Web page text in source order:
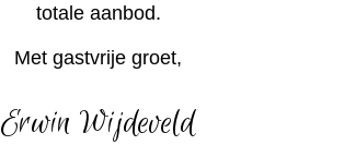
totale aanbod.
Met gastvrije groet,
Erwin Wijdeveld